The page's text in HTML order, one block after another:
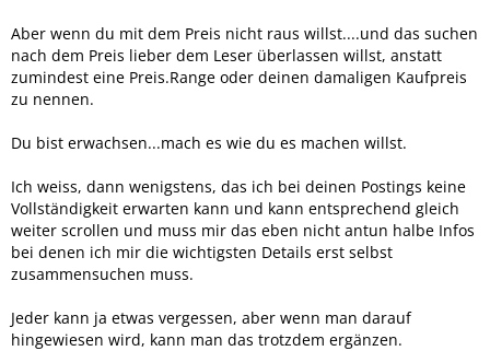
Aber wenn du mit dem Preis nicht raus willst....und das suchen
nach dem Preis lieber dem Leser überlassen willst, anstatt
zumindest eine Preis.Range oder deinen damaligen Kaufpreis
zu nennen.
Du bist erwachsen...mach es wie du es machen willst.
Ich weiss, dann wenigstens, das ich bei deinen Postings keine
Vollständigkeit erwarten kann und kann entsprechend gleich
weiter scrollen und muss mir das eben nicht antun halbe Infos
bei denen ich mir die wichtigsten Details erst selbst
zusammensuchen muss.
Jeder kann ja etwas vergessen, aber wenn man darauf
hingewiesen wird, kann man das trotzdem ergänzen.